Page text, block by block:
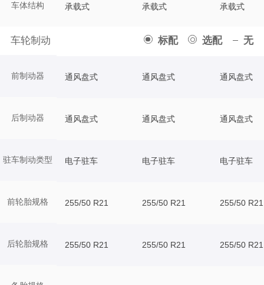
车体结构
车轮制动 标配 选配 无
前制动器
后制动器
驻车制动类型
前轮胎规格
后轮胎规格
承载式 承载式 承载式
通风盘式 通风盘式 通风盘式
通风盘式 通风盘式 通风盘式
电子驻车 电子驻车 电子驻车
255/50 R21 255/50 R21 255/50 R21
255/50 R21 255/50 R21 255/50 R21